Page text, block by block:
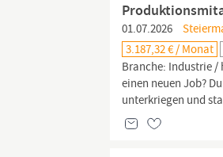
01.07.2026
3.187,32 € / Monat
Branche: Industrie /
einen neuen Job?
unterkriegen und